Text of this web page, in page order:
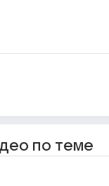
по теме